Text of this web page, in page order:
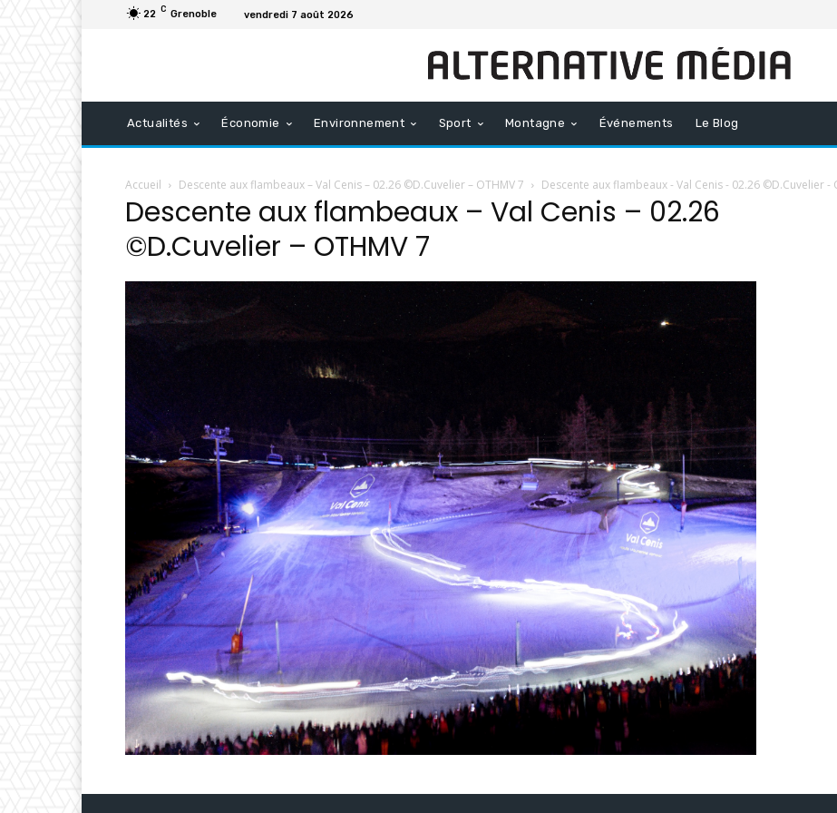
22 C Grenoble vendredi 7 août 2026
Actualités Économie Environnement Sport Montagne Événements Le Blog
Accueil Descente aux flambeaux – Val Cenis – 02.26 ©D.Cuvelier – OTHMV 7 Descente aux flambeaux - Val Cenis - 02.26 ©D.Cuvelier -
Descente aux flambeaux – Val Cenis – 02.26
©D.Cuvelier – OTHMV 7